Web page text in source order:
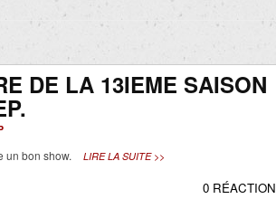
DE LA 13IEME SAISON
un bon show. LIRE LA SUITE >>
0 RÉACTION